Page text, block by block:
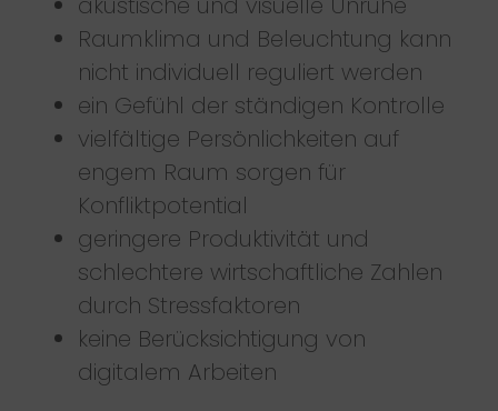
Raumklima und Beleuchtung kann
nicht individuell reguliert werden
ein Gefühl der ständigen Kontrolle
vielfältige Persönlichkeiten auf
engem Raum sorgen für
Konfliktpotential
geringere Produktivität und
schlechtere wirtschaftliche Zahlen
durch Stressfaktoren
keine Berücksichtigung von
digitalem Arbeiten